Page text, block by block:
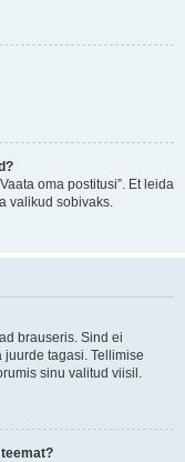
oma postitusi”. Et leida
valikud sobivaks.
brauseris. Sind ei
tagasi. Tellimise
sinu valitud viisil.